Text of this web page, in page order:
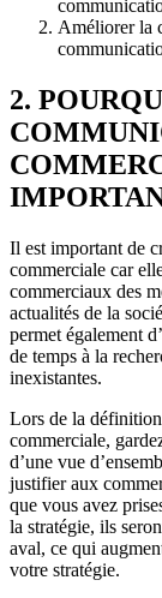
Améliorer la
2.
Il est important de
commerciale car
commerciaux des
actualités de la
permet également
de temps à la
inexistantes.
Lors de la
commerciale,
d’une vue
justifier aux
que vous avez
la stratégie, ils
aval, ce qui
votre stratégie.